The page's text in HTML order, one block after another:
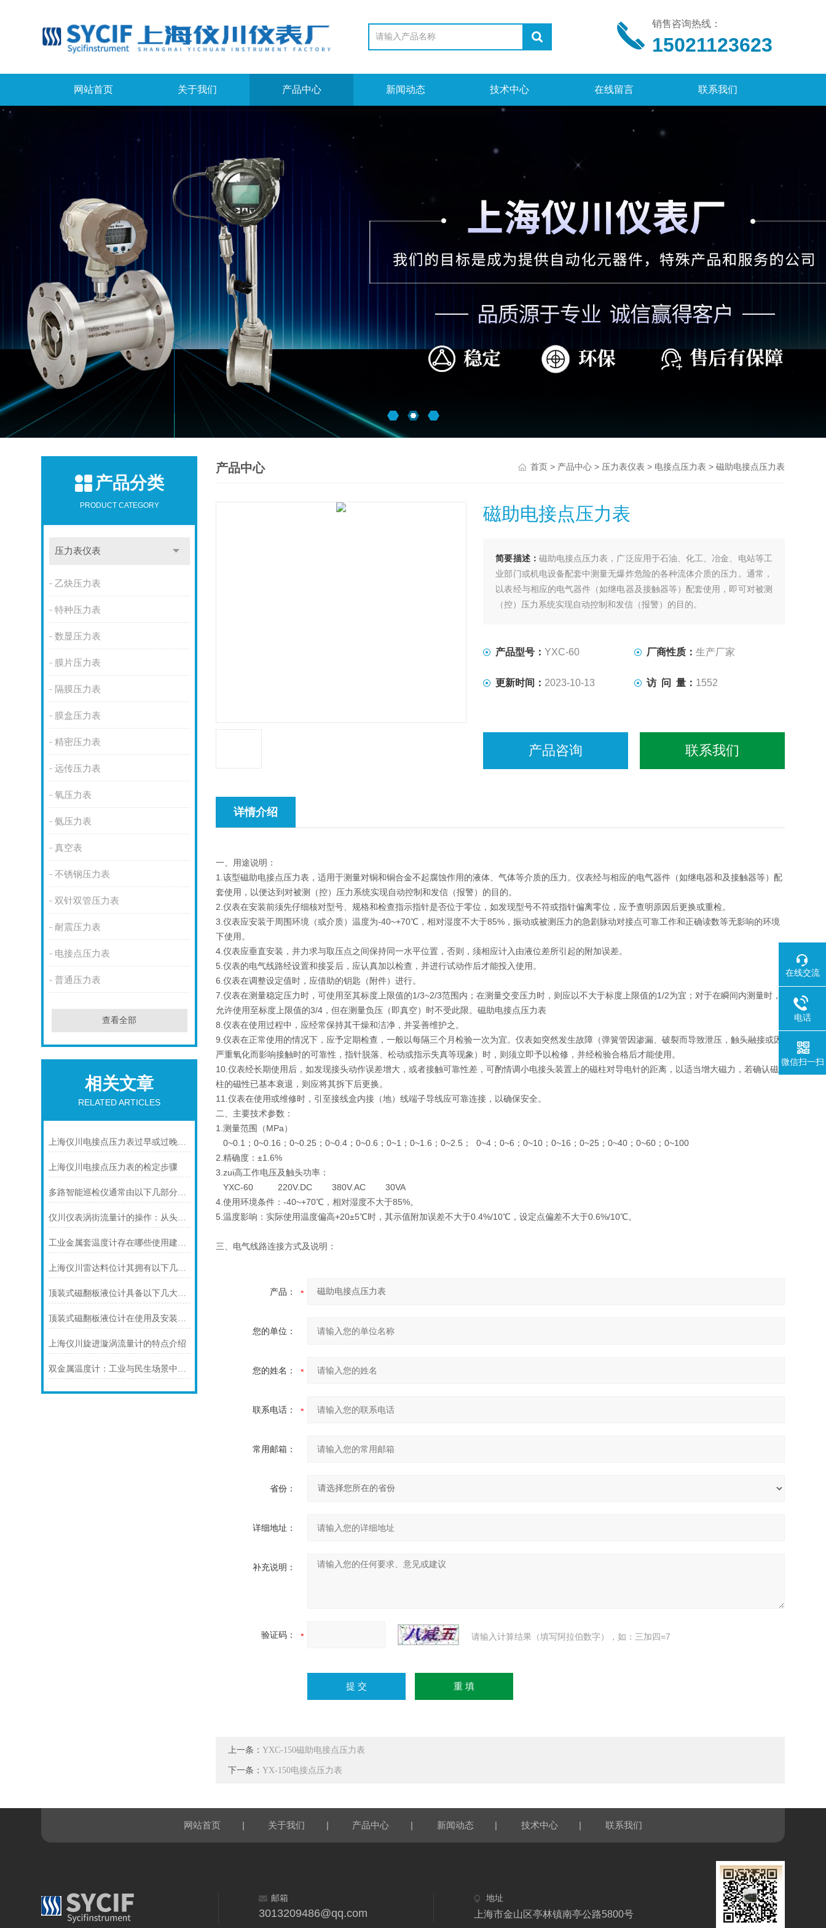
销售咨询热线：
15021123623
网站首页 关于我们 产品中心 新闻动态 技术中心 在线留言 联系我们
产品分类
PRODUCT CATEGORY
压力表仪表
乙炔压力表
特种压力表
数显压力表
膜片压力表
隔膜压力表
膜盒压力表
精密压力表
远传压力表
氧压力表
氨压力表
真空表
不锈钢压力表
双针双管压力表
耐震压力表
电接点压力表
普通压力表
查看全部
相关文章
RELATED ARTICLES
上海仪川电接点压力表过早或过晚发生信号
上海仪川电接点压力表的检定步骤
多路智能巡检仪通常由以下几部分组成
仪川仪表涡街流量计的操作：从头开始学
工业金属套温度计存在哪些使用建议呢？
上海仪川雷达料位计其拥有以下几大特点
顶装式磁翻板液位计具备以下几大主要特点
顶装式磁翻板液位计在使用及安装前需要做些什么呢？
上海仪川旋进漩涡流量计的特点介绍
双金属温度计：工业与民生场景中的实用测温利器
产品中心 首页> 产品中心> 压力表仪表 > 电接点压力表 > 磁助电接点压力表
磁助电接点压力表
简要描述： 磁助电接点压力表，广泛应用于石油、化工、冶金、电站等工
业部门或机电设备配套中测量无爆炸危险的各种流体介质的压力。通常，
以表经与相应的电气器件（如继电器及接触器等）配套使用，即可对被测
（控）压力系统实现自动控制和发信（报警）的目的。
产品型号：YXC-60 厂商性质： 生产厂家
更新时间： 2023-10-13 访 问 量： 1552
产品咨询 联系我们
详情介绍
一、用途说明：
1.该型磁助电接点压力表，适用于测量对铜和铜合金不起腐蚀作用的液体、气体等介质的压力。仪表经与相应的电气器件（如继电器和及接触器等）配
套使用，以便达到对被测（控）压力系统实现自动控制和发信（报警）的目的。
2.仪表在安装前须先仔细核对型号、规格和检查指示指针是否位于零位，如发现型号不符或指针偏离零位，应予查明原因后更换或重检。
3.仪表应安装于周围环境（或介质）温度为-40~+70℃，相对湿度不大于85%，振动或被测压力的急剧脉动对接点可靠工作和正确读数等无影响的环境
下使用。
4.仪表应垂直安装，并力求与取压点之间保持同一水平位置，否则，须相应计入由液位差所引起的附加误差。
5.仪表的电气线路经设置和接妥后，应认真加以检查，并进行试动作后才能投入使用。
6.仪表在调整设定值时，应借助的钥匙（附件）进行。
7.仪表在测量稳定压力时，可使用至其标度上限值的1/3~2/3范围内；在测量交变压力时，则应以不大于标度上限值的1/2为宜；对于在瞬间内测量时，
允许使用至标度上限值的3/4，但在测量负压（即真空）时不受此限。磁助电接点压力表
8.仪表在使用过程中，应经常保持其干燥和洁净，并妥善维护之。
9.仪表在正常使用的情况下，应予定期检查，一般以每隔三个月检验一次为宜。仪表如突然发生故障（弹簧管因渗漏、破裂而导致泄压，触头融接或因
严重氧化而影响接触时的可靠性，指针脱落、松动或指示失真等现象）时，则须立即予以检修，并经检验合格后才能使用。
10.仪表经长期使用后，如发现接头动作误差增大，或者接触可靠性差，可酌情调小电接头装置上的磁柱对导电针的距离，以适当增大磁力，若确认磁
柱的磁性已基本衰退，则应将其拆下后更换。
11.仪表在使用或维修时，引至接线盒内接（地）线端子导线应可靠连接，以确保安全。
二、主要技术参数：
1.测量范围（MPa）
0~0.1；0~0.16；0~0.25；0~0.4；0~0.6；0~1；0~1.6；0~2.5； 0~4；0~6；0~10；0~16；0~25；0~40；0~60；0~100
2.精确度：±1.6%
3.zui高工作电压及触头功率：
YXC-60 220V.DC 380V.AC 30VA
4.使用环境条件：-40~+70℃，相对湿度不大于85%。
5.温度影响：实际使用温度偏高+20±5℃时，其示值附加误差不大于0.4%/10℃，设定点偏差不大于0.6%/10℃。
三、电气线路连接方式及说明：
产品：
您的单位：
您的姓名：
联系电话：
常用邮箱：
省份：
详细地址：
补充说明：
验证码： 请输入计算结果（填写阿拉伯数字），如：三加四=7
上一条：YXC-150磁助电接点压力表
下一条：YX-150电接点压力表
网站首页 | 关于我们 | 产品中心 | 新闻动态 | 技术中心 | 联系我们
邮箱
3013209486@qq.com
地址
上海市金山区亭林镇南亭公路5800号
在线交流
电话
微信扫一扫